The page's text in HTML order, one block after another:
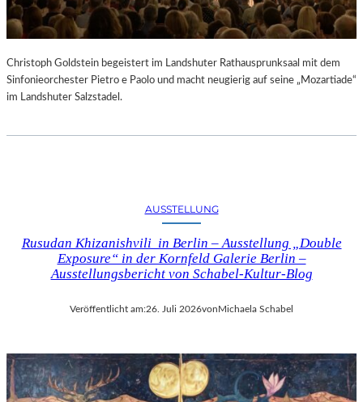
Christoph Goldstein begeistert im Landshuter Rathausprunksaal mit dem
Sinfonieorchester Pietro e Paolo und macht neugierig auf seine „Mozartiade“
im Landshuter Salzstadel.
AUSSTELLUNG
Rusudan Khizanishvili in Berlin – Ausstellung „Double
Exposure“ in der Kornfeld Galerie Berlin –
Ausstellungsbericht von Schabel-Kultur-Blog
Veröffentlicht am:26. Juli 2026von Michaela Schabel